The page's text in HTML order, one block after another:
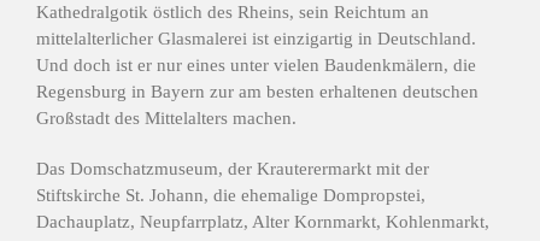
Kathedralgotik östlich des Rheins, sein Reichtum an
mittelalterlicher Glasmalerei ist einzigartig in Deutschland.
Und doch ist er nur eines unter vielen Baudenkmälern, die
Regensburg in Bayern zur am besten erhaltenen deutschen
Großstadt des Mittelalters machen.
Das Domschatzmuseum, der Krauterermarkt mit der
Stiftskirche St. Johann, die ehemalige Dompropstei,
Dachauplatz, Neupfarrplatz, Alter Kornmarkt, Kohlenmarkt,